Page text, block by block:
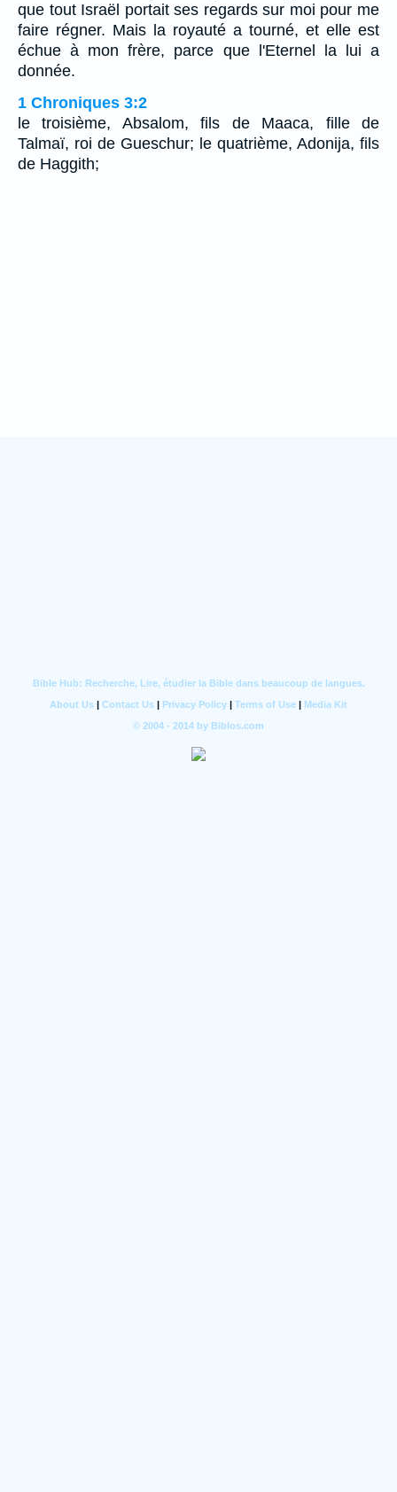
que tout Israël portait ses regards sur moi pour me
faire régner. Mais la royauté a tourné, et elle est
échue à mon frère, parce que l'Eternel la lui a
donnée.
1 Chroniques 3:2
le troisième, Absalom, fils de Maaca, fille de
Talmaï, roi de Gueschur; le quatrième, Adonija, fils
de Haggith;